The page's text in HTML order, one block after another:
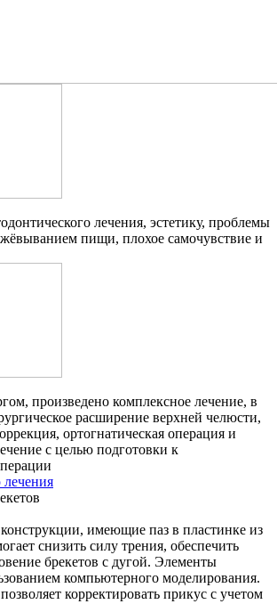
лечения, эстетику, проблемы
пищи, плохое самочувствие и
произведено комплексное лечение, в
расширение верхней челюсти,
ортогнатическая операция и
с целью подготовки к
имеющие паз в пластинке из
снизить силу трения, обеспечить
брекетов с дугой. Элементы
компьютерного моделирования.
корректировать прикус с учетом